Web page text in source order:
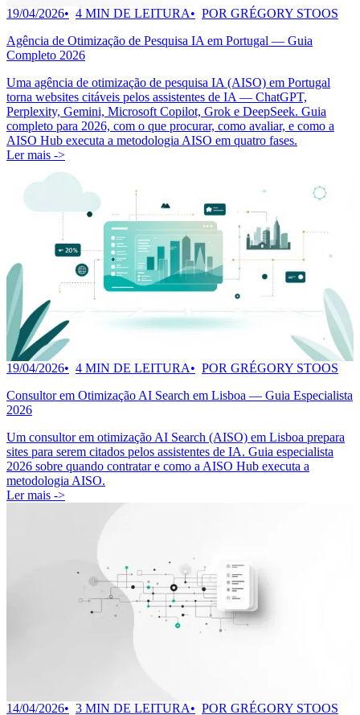
19/04/2026 4 MIN DE LEITURA
POR GRÉGORY STOOS
Agência de Otimização de Pesquisa IA em Portugal — Guia
Completo 2026
Uma agência de otimização de pesquisa IA (AISO) em Portugal
torna websites citáveis pelos assistentes de IA — ChatGPT,
Perplexity, Gemini, Microsoft Copilot, Grok e DeepSeek. Guia
completo para 2026, com o que procurar, como avaliar, e como a
AISO Hub executa a metodologia AISO em quatro fases.
Ler mais ->
19/04/2026 4 MIN DE LEITURA
POR GRÉGORY STOOS
Consultor em Otimização AI Search em Lisboa — Guia Especialista
2026
Um consultor em otimização AI Search (AISO) em Lisboa prepara
sites para serem citados pelos assistentes de IA. Guia especialista
2026 sobre quando contratar e como a AISO Hub executa a
metodologia AISO.
Ler mais ->
14/04/2026 3 MIN DE LEITURA
POR GRÉGORY STOOS